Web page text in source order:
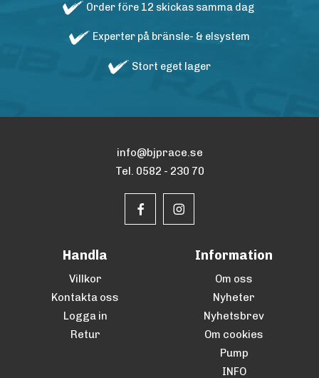
Order före 12 skickas samma dag
Experter på bränsle- & elsystem
Stort eget lager
info@bjprace.se
Tel. 0582 - 230 70
Handla
Villkor
Kontakta oss
Logga in
Retur
Information
Om oss
Nyheter
Nyhetsbrev
Om cookies
Pump
INFO